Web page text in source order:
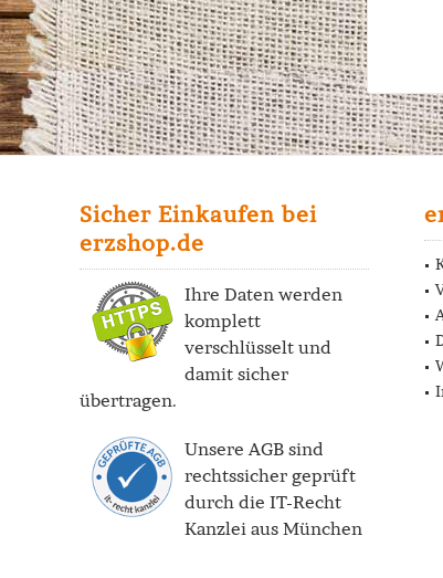
Sicher Einkaufen bei
erzshop.de
Ihre Daten werden
komplett
verschlüsselt und
damit sicher
übertragen.
Unsere AGB sind
rechtssicher geprüft
durch die IT-Recht
Kanzlei aus München